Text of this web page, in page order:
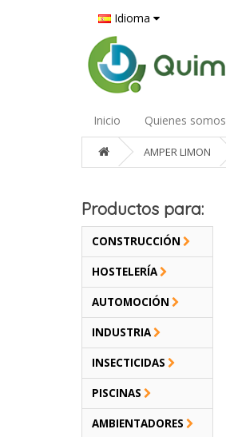
Idioma
Inicio Quienes somos
AMPER LIMON
Productos para:
CONSTRUCCIÓN
HOSTELERÍA
AUTOMOCIÓN
INDUSTRIA
INSECTICIDAS
PISCINAS
AMBIENTADORES